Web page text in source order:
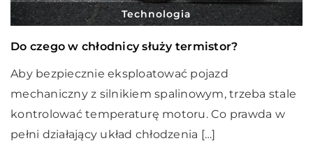
Technologia
Do czego w chłodnicy służy termistor?
Aby bezpiecznie eksploatować pojazd
mechaniczny z silnikiem spalinowym, trzeba stale
kontrolować temperaturę motoru. Co prawda w
pełni działający układ chłodzenia […]